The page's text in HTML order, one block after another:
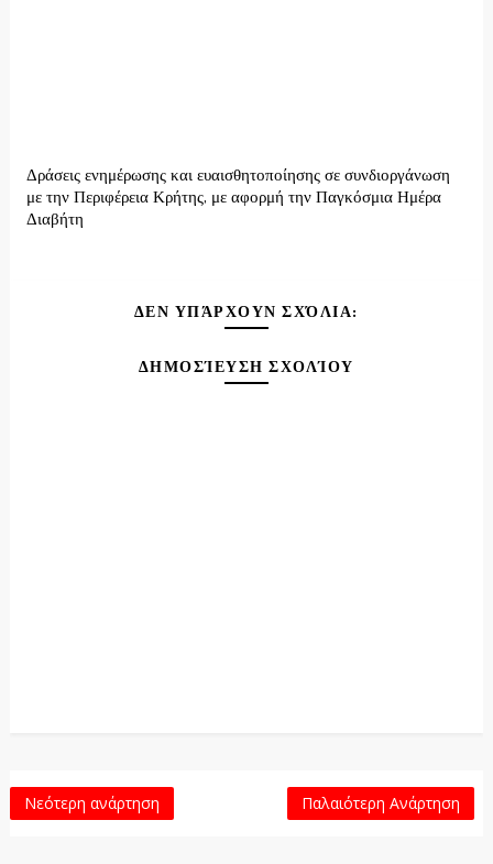
Δράσεις ενημέρωσης και ευαισθητοποίησης σε συνδιοργάνωση
με την Περιφέρεια Κρήτης, με αφορμή την Παγκόσμια Ημέρα
Διαβήτη
ΔΕΝ ΥΠΆΡΧΟΥΝ ΣΧΌΛΙΑ:
ΔΗΜΟΣΊΕΥΣΗ ΣΧΟΛΊΟΥ
Νεότερη ανάρτηση Παλαιότερη Ανάρτηση